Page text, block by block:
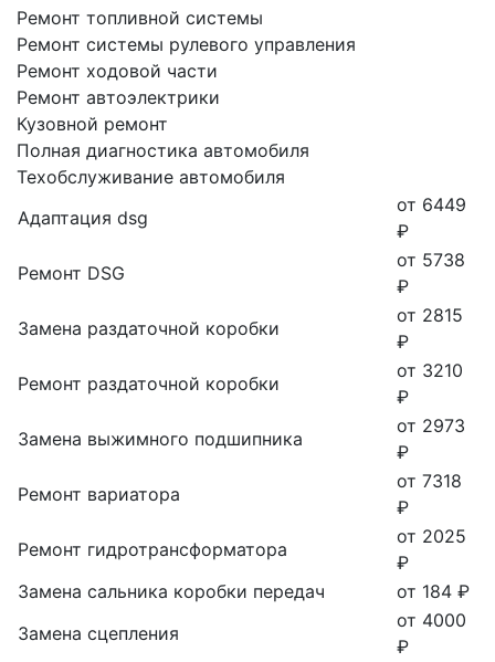
Ремонт топливной системы
Ремонт системы рулевого управления
Ремонт ходовой части
Ремонт автоэлектрики
Кузовной ремонт
Полная диагностика автомобиля
Техобслуживание автомобиля
Адаптация dsg
от 6449
₽
Ремонт DSG
от 5738
₽
Замена раздаточной коробки
от 2815
₽
Ремонт раздаточной коробки
от 3210
₽
Замена выжимного подшипника
от 2973
₽
Ремонт вариатора
от 7318
₽
Ремонт гидротрансформатора
от 2025
₽
Замена сальника коробки передач
от 184 ₽
Замена сцепления
от 4000
₽